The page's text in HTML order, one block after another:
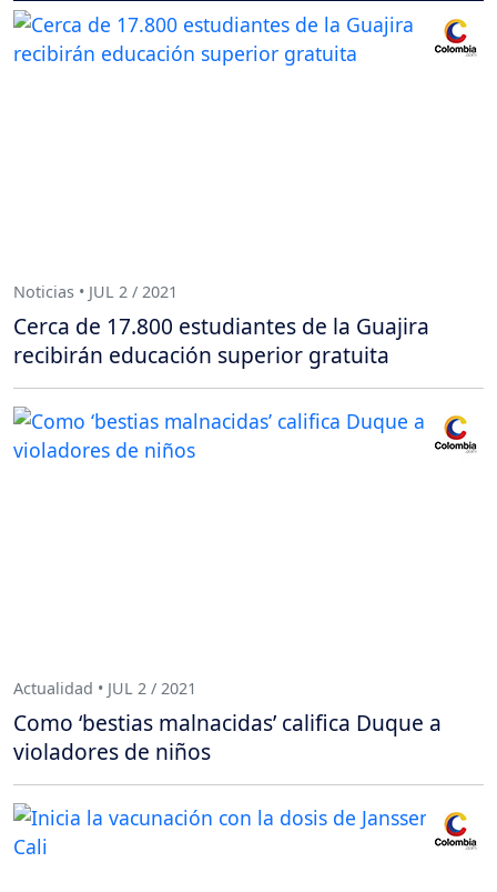
Noticias • JUL 2 / 2021
Cerca de 17.800 estudiantes de la Guajira
recibirán educación superior gratuita
Actualidad • JUL 2 / 2021
Como ‘bestias malnacidas’ califica Duque a
violadores de niños